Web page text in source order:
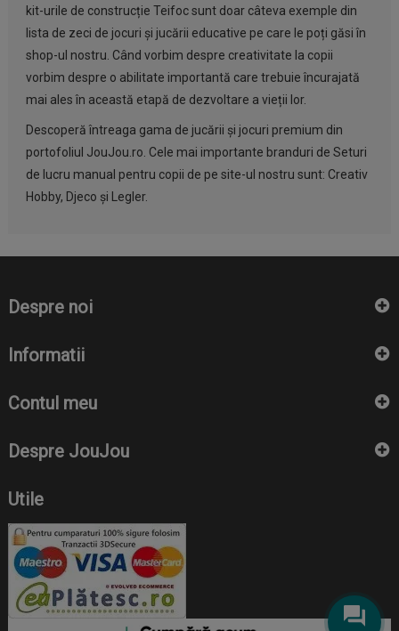
kit-urile de construcție Teifoc sunt doar câteva exemple din
lista de zeci de jocuri și jucării educative pe care le poți găsi în
shop-ul nostru. Când vorbim despre creativitate la copii
vorbim despre o abilitate importantă care trebuie încurajată
mai ales în această etapă de dezvoltare a vieții lor.
Descoperă întreaga gama de jucării și jocuri premium din
portofoliul JouJou.ro. Cele mai importante branduri de Seturi
de lucru manual pentru copii de pe site-ul nostru sunt: Creativ
Hobby, Djeco și Legler.
Despre noi
Informatii
Contul meu
Despre JouJou
Utile